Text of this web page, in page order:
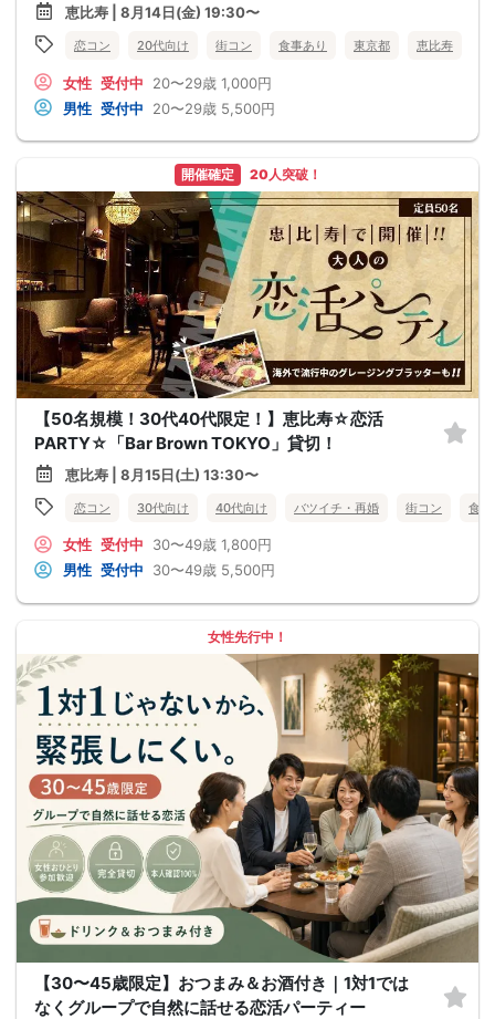
恵比寿 | 8月14日(金) 19:30〜
恋コン 20代向け 街コン 食事あり 東京都 恵比寿
女性 受付中 20〜29歳 1,000円
男性 受付中 20〜29歳 5,500円
開催確定 20人突破！
【50名規模！30代40代限定！】恵比寿☆恋活
PARTY☆「Bar Brown TOKYO」貸切！
恵比寿 | 8月15日(土) 13:30〜
恋コン 30代向け 40代向け バツイチ・再婚 街コン 食
女性 受付中 30〜49歳 1,800円
男性 受付中 30〜49歳 5,500円
女性先行中！
【30〜45歳限定】おつまみ＆お酒付き｜1対1では
なくグループで自然に話せる恋活パーティー